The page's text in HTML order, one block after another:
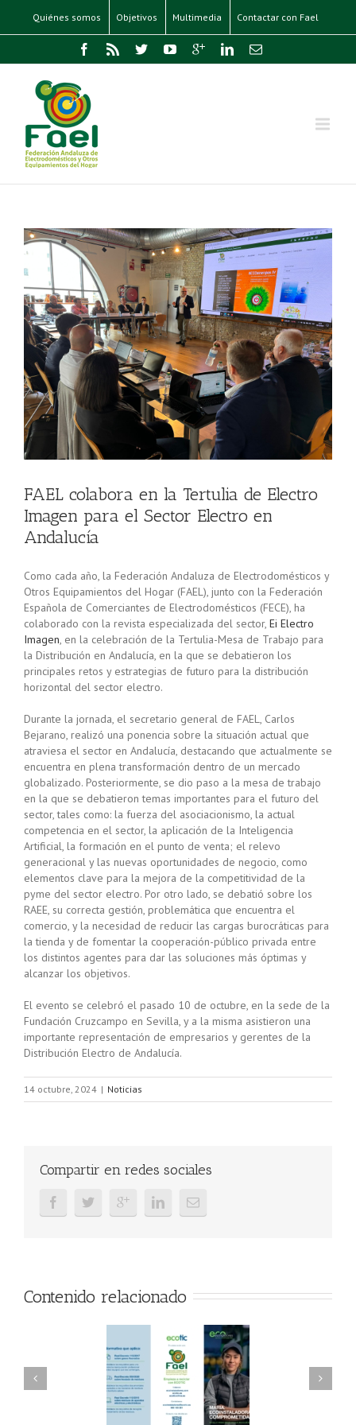
Quiénes somos Objetivos Multimedia Contactar con Fael
FAEL colabora en la Tertulia de Electro
Imagen para el Sector Electro en
Andalucía
Como cada año, la Federación Andaluza de Electrodomésticos y
Otros Equipamientos del Hogar (FAEL), junto con la Federación
Española de Comerciantes de Electrodomésticos (FECE), ha
colaborado con la revista especializada del sector, Ei Electro
Imagen, en la celebración de la Tertulia-Mesa de Trabajo para
la Distribución en Andalucía, en la que se debatieron los
principales retos y estrategias de futuro para la distribución
horizontal del sector electro.
Durante la jornada, el secretario general de FAEL, Carlos
Bejarano, realizó una ponencia sobre la situación actual que
atraviesa el sector en Andalucía, destacando que actualmente se
encuentra en plena transformación dentro de un mercado
globalizado. Posteriormente, se dio paso a la mesa de trabajo
en la que se debatieron temas importantes para el futuro del
sector, tales como: la fuerza del asociacionismo, la actual
competencia en el sector, la aplicación de la Inteligencia
Artificial, la formación en el punto de venta; el relevo
generacional y las nuevas oportunidades de negocio, como
elementos clave para la mejora de la competitividad de la
pyme del sector electro. Por otro lado, se debatió sobre los
RAEE, su correcta gestión, problemática que encuentra el
comercio, y la necesidad de reducir las cargas burocráticas para
la tienda y de fomentar la cooperación-público privada entre
los distintos agentes para dar las soluciones más óptimas y
alcanzar los objetivos.
El evento se celebró el pasado 10 de octubre, en la sede de la
Fundación Cruzcampo en Sevilla, y a la misma asistieron una
importante representación de empresarios y gerentes de la
Distribución Electro de Andalucía.
14 octubre, 2024 | Noticias
Compartir en redes sociales
Contenido relacionado
AAEL y
FAEL, Ecoasimelec y
Parque Joyero
Córdoba, colaboran